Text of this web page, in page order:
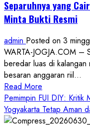
Separuhnya yang
Minta Bukti Resmi
admin Posted on 3
WARTA-JOGJA.COM –
beredar luas di kalangan
besaran anggaran riil...
Read More
more
about
Anggaran
Pemimpin FUI DIY: Kritik
Yogyakarta Tetap Aman